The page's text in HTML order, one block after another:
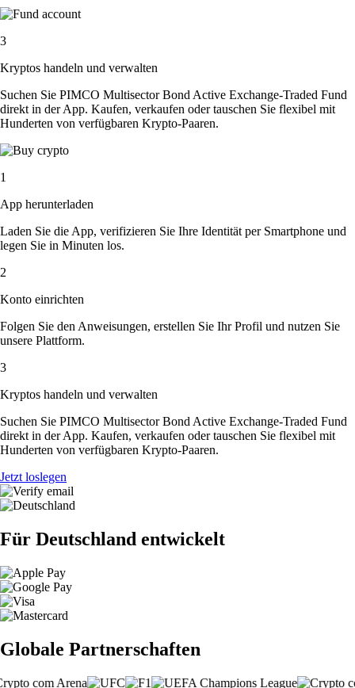
3
Kryptos handeln und verwalten
Suchen Sie PIMCO Multisector Bond Active Exchange-Traded Fund
direkt in der App. Kaufen, verkaufen oder tauschen Sie flexibel mit
Hunderten von verfügbaren Krypto-Paaren.
1
App herunterladen
Laden Sie die App, verifizieren Sie Ihre Identität per Smartphone und
legen Sie in Minuten los.
2
Konto einrichten
Folgen Sie den Anweisungen, erstellen Sie Ihr Profil und nutzen Sie
unsere Plattform.
3
Kryptos handeln und verwalten
Suchen Sie PIMCO Multisector Bond Active Exchange-Traded Fund
direkt in der App. Kaufen, verkaufen oder tauschen Sie flexibel mit
Hunderten von verfügbaren Krypto-Paaren.
Jetzt loslegen
Für Deutschland entwickelt
Globale Partnerschaften